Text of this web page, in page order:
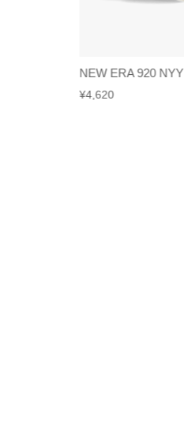
NEW ERA 920 NYY
¥4,620